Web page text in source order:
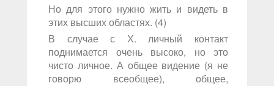
Но для этого нужно жить и видеть в
этих высших областях. (4)
В случае с Х. личный контакт
поднимается очень высоко, но это
чисто личное. А общее видение (я не
говорю всеобщее), общее,